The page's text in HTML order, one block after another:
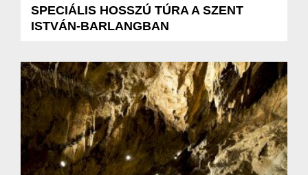
SPECIÁLIS HOSSZÚ TÚRA A SZENT
ISTVÁN-BARLANGBAN